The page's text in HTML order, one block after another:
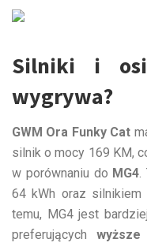
Silniki i
wygrywa?
GWM Ora Funky Cat
silnik o mocy 169 KM,
w porównaniu do MG4
64 kWh oraz silnikiem
temu, MG4 jest
preferujących